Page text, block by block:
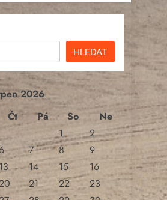
HLEDAT
2026
Čt Pá So
Ne
1
2
7 8
9
13 14 15
16
21 22
23